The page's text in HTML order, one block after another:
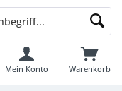
Warenkorb
Mein Konto